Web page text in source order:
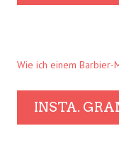
Wie ich einem Barbier-
INSTA.